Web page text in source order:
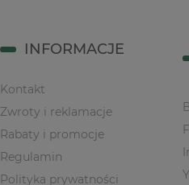
INFORMACJE
Kontakt
Zwroty i reklamacje
Rabaty i promocje
Regulamin
Polityka prywatności